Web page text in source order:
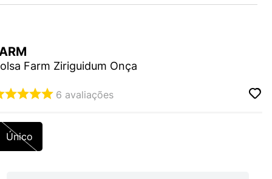
Farm Ziriguidum Onça
6 avaliações
Único
WHITE
204L